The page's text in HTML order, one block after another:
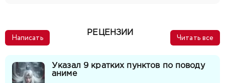
Написать
РЕЦЕНЗИИ
Читать все
Указал 9 кратких пунктов по поводу
аниме